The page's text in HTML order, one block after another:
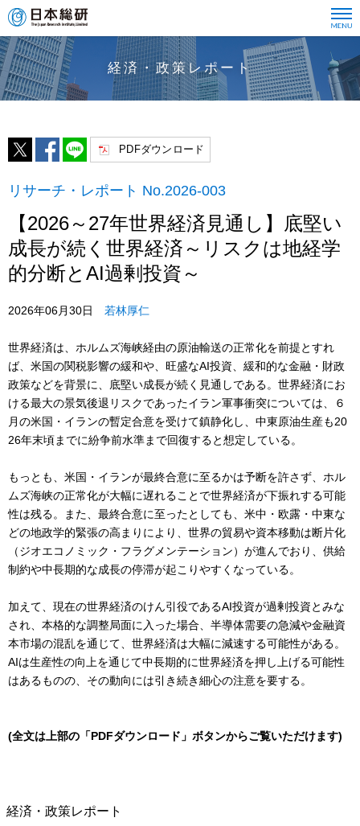
経済・政策レポート
PDFダウンロード
リサーチ・レポート No.2026-003
【2026～27年世界経済見通し】底堅い
成長が続く世界経済～リスクは地経学
的分断とAI過剰投資～
2026年06月30日 若林厚仁
世界経済は、ホルムズ海峡経由の原油輸送の正常化を前提とすれ
ば、米国の関税影響の緩和や、旺盛なAI投資、緩和的な金融・財政
政策などを背景に、底堅い成長が続く見通しである。世界経済にお
ける最大の景気後退リスクであったイラン軍事衝突については、６
月の米国・イランの暫定合意を受けて鎮静化し、中東原油生産も20
26年末頃までに紛争前水準まで回復すると想定している。
もっとも、米国・イランが最終合意に至るかは予断を許さず、ホル
ムズ海峡の正常化が大幅に遅れることで世界経済が下振れする可能
性は残る。また、最終合意に至ったとしても、米中・欧露・中東な
どの地政学的緊張の高まりにより、世界の貿易や資本移動は断片化
（ジオエコノミック・フラグメンテーション）が進んでおり、供給
制約や中長期的な成長の停滞が起こりやすくなっている。
加えて、現在の世界経済のけん引役であるAI投資が過剰投資とみな
され、本格的な調整局面に入った場合、半導体需要の急減や金融資
本市場の混乱を通じて、世界経済は大幅に減速する可能性がある。
AIは生産性の向上を通じて中長期的に世界経済を押し上げる可能性
はあるものの、その動向には引き続き細心の注意を要する。
(全文は上部の「PDFダウンロード」ボタンからご覧いただけます)
経済・政策レポート